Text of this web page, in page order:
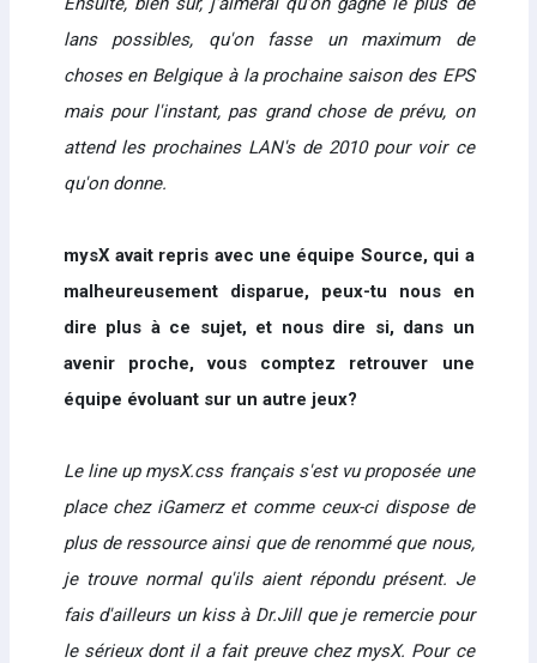
lans possibles, qu'on fasse un maximum de
choses en Belgique à la prochaine saison des EPS
mais pour l'instant, pas grand chose de prévu, on
attend les prochaines LAN's de 2010 pour voir ce
qu'on donne.
mysX avait repris avec une équipe Source, qui a
malheureusement disparue, peux-tu nous en
dire plus à ce sujet, et nous dire si, dans un
avenir proche, vous comptez retrouver une
équipe évoluant sur un autre jeux?
Le line up mysX.css français s'est vu proposée une
place chez iGamerz et comme ceux-ci dispose de
plus de ressource ainsi que de renommé que nous,
je trouve normal qu'ils aient répondu présent. Je
fais d'ailleurs un kiss à Dr.Jill que je remercie pour
le sérieux dont il a fait preuve chez mysX. Pour ce